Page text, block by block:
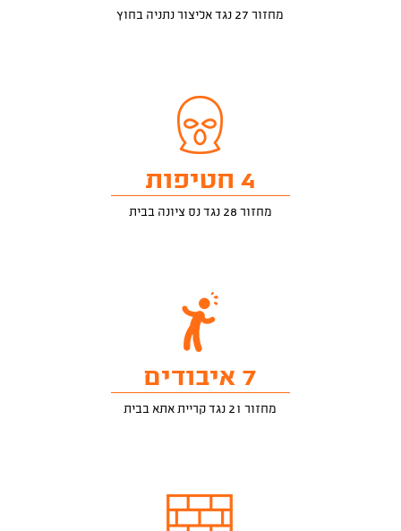
מחזור 27 נגד אליצור נתניה בחוץ
4 חטיפות
מחזור 28 נגד נס ציונה בבית
7 איבודים
מחזור 21 נגד קריית אתא בבית